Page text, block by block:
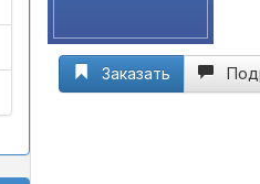
Заказать